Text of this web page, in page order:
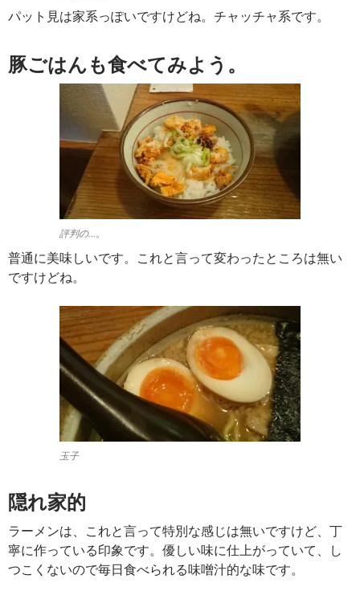
パット見は家系っぽいですけどね。チャッチャ系です。
豚ごはんも食べてみよう。
評判の…。
普通に美味しいです。これと言って変わったところは無い
ですけどね。
玉子
隠れ家的
ラーメンは、これと言って特別な感じは無いですけど、丁
寧に作っている印象です。優しい味に仕上がっていて、し
つこくないので毎日食べられる味噌汁的な味です。